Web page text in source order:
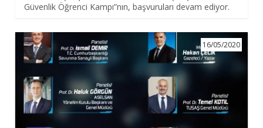
Güvenlik Öğrenci Kampı”nın, başvuruları devam ediyor.
16/05/2020